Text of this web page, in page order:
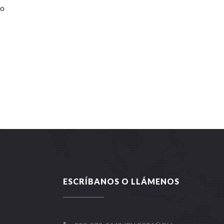
ESCRÍBANOS O LLÁMENOS